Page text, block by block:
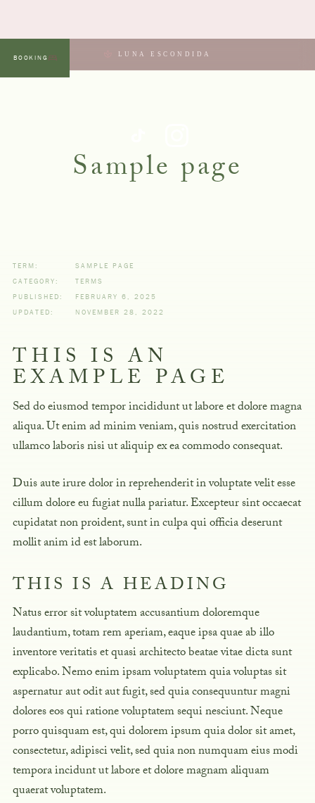
MENU
BOOKING LUNA ESCONDIDA
Sample page
TERM:
SAMPLE PAGE
CATEGORY:
TERMS
PUBLISHED:
FEBRUARY 6, 2025
UPDATED:
NOVEMBER 28, 2022
THIS IS AN
EXAMPLE PAGE
Sed do eiusmod tempor incididunt ut labore et dolore magna
aliqua. Ut enim ad minim veniam, quis nostrud exercitation
ullamco laboris nisi ut aliquip ex ea commodo consequat.
Duis aute irure dolor in reprehenderit in voluptate velit esse
cillum dolore eu fugiat nulla pariatur. Excepteur sint occaecat
cupidatat non proident, sunt in culpa qui officia deserunt
mollit anim id est laborum.
THIS IS A HEADING
Natus error sit voluptatem accusantium doloremque
laudantium, totam rem aperiam,eaque ipsa quae ab illo
inventore veritatis et quasiarchitecto beatae vitae dicta sunt
explicabo. Nemo enim ipsam voluptatem quia voluptas sit
aspernatur aut odit aut fugit, sed quia consequuntur magni
dolores eos qui ratione voluptatem sequi nesciunt. Neque
porro quisquam est, qui dolorem ipsum quia dolor sit amet,
consectetur, adipisci velit, sed quia non numquam eius modi
tempora incidunt ut labore et dolore magnam aliquam
quaerat voluptatem.